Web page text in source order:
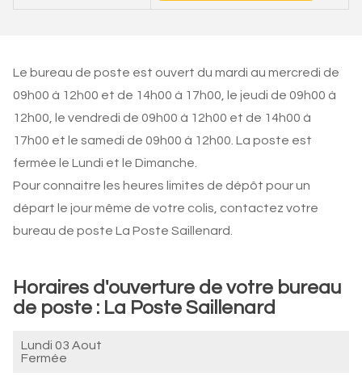
Le bureau de poste est ouvert du mardi au mercredi de
09h00 à 12h00 et de 14h00 à 17h00, le jeudi de 09h00 à
12h00, le vendredi de 09h00 à 12h00 et de 14h00 à
17h00 et le samedi de 09h00 à 12h00. La poste est
fermée le Lundi et le Dimanche.
Pour connaitre les heures limites de dépôt pour un
départ le jour même de votre colis, contactez votre
bureau de poste La Poste Saillenard.
Horaires d'ouverture de votre bureau
de poste : La Poste Saillenard
Lundi 03 Aout
Fermée